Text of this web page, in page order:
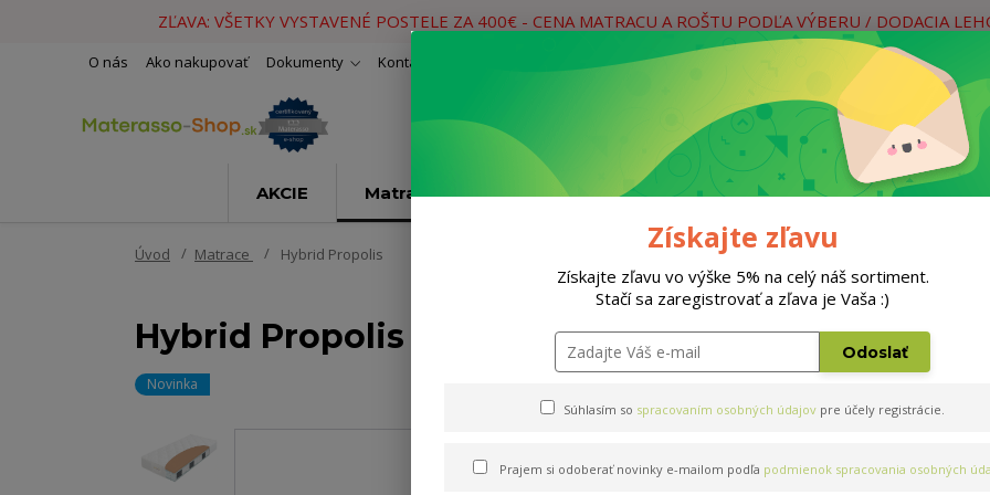
ZĽAVA: VŠETKY VYSTAVENÉ POSTELE ZA 400€ - CENA MATRACU A ROŠTU PODĽA VÝBERU / DODACIA
O nás Ako nakupovať Dokumenty Kontakty
Hľadať
Neviete si rady? Zavolajte.
AKCIE Matrace Rošty Doplnky Postele
Úvod Matrace Hybrid Propolis
Hybrid Propolis
Novinka
Získajte zľavu
Získajte zľavu vo výške 5% na celý náš sortiment.
Stačí sa zaregistrovať a zľava je Vaša :)
Odoslať
Súhlasím so spracovaním osobných údajov pre účely registrácie.
Prajem si odoberať novinky e-mailom podľa podmienok spracovania osobných